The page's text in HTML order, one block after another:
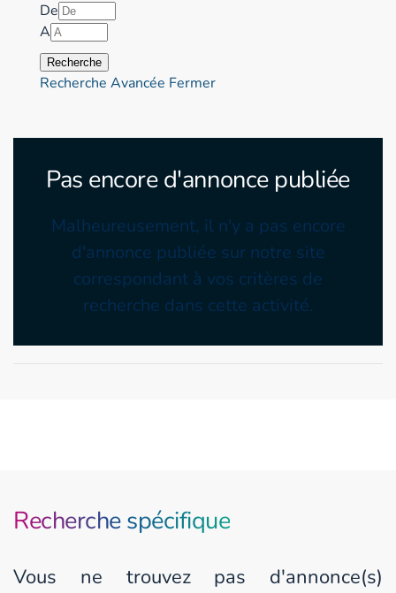
De
A
Recherche
Recherche Avancée Fermer
Pas encore d'annonce publiée
Malheureusement, il n'y a pas encore
d'annonce publiée sur notre site
correspondant à vos critères de
recherche dans cette activité.
Recherche spécifique
Vous ne trouvez pas d'annonce(s)